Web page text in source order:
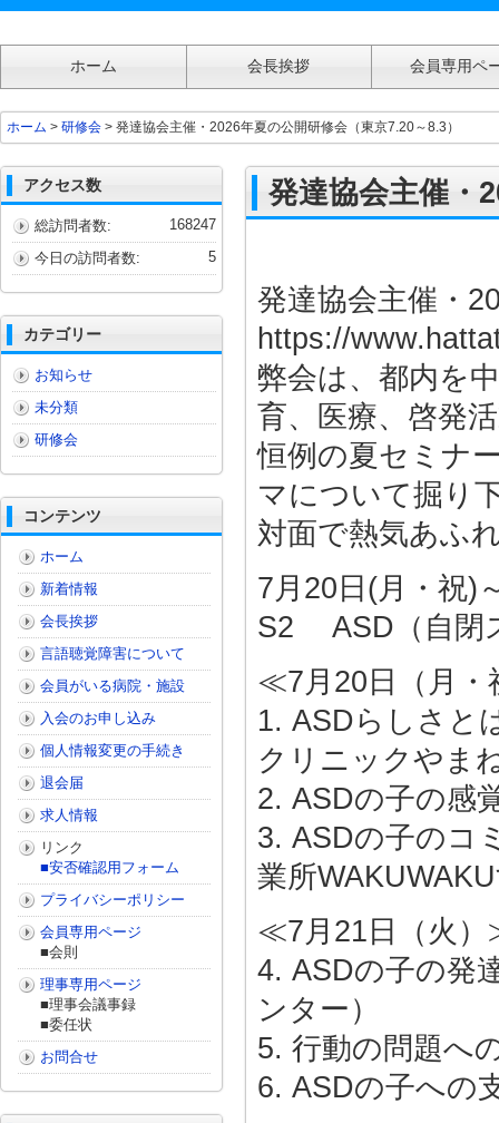
発達協会主催・2026年夏の公開研修会（東京7.20～8.3）
ホーム 会長挨拶 会員専用ペ
ホーム > 研修会 > 発達協会主催・2026年夏の公開研修会（東京7.20～8.3）
発達協会主催・
発達協会主催・
https://
弊会は、都内を
育、医療、啓発
恒例の夏セミナ
マについて掘り
対面で熱気あふ
7月20日(月・祝)
S2 ASD（自閉
≪7月20日（月
1. ASDらしさと
クリニックやま
2. ASDの子の感
3. ASDの子のコ
業所
≪7月21日（火
4. ASDの子の
ンター）
5. 行動の問題へ
6. ASDの子への
アクセス数
168247
総訪問者数:
5
今日の訪問者数:
カテゴリー
お知らせ
未分類
研修会
コンテンツ
ホーム
新着情報
会長挨拶
言語聴覚障害について
会員がいる病院・施設
入会のお申し込み
個人情報変更の手続き
退会届
求人情報
リンク
■安否確認用フォーム
プライバシーポリシー
会員専用ページ
■会則
理事専用ページ
■理事会議事録
■委任状
お問合せ